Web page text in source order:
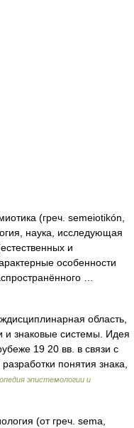
(греч. semeiotikón,
наука, исследующая
и
особенности
…
область,
и знаковые системы. Идея
19 20 вв. в связи с
понятия знака,
эпистемологии и
(от греч. sema,